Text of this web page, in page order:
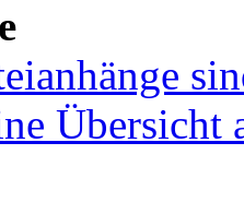
Übersicht